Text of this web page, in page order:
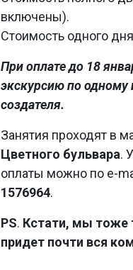
включены).
Стоимость одного
При оплате до 18
экскурсию по
создателя.
Занятия проходят в
Цветного бульвара.
оплаты можно по e-
1576964.
PS. Кстати, мы тоже
придет почти вся